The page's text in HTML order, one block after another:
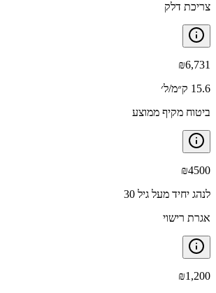
צריכת דלק
₪6,731
15.6 ק״מ/ל׳
ביטוח מקיף ממוצע
₪4500
לנהג יחיד מעל גיל 30
אגרת רישוי
₪1,200